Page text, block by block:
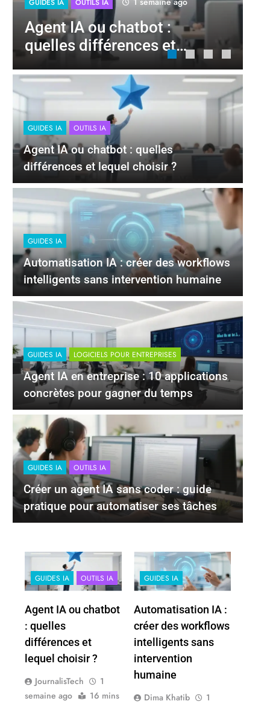
GUIDES IA OUTILS IA
Agent IA ou chatbot :
quelles différences et
lequel choisir ?
GUIDES IA OUTILS IA
Agent IA ou chatbot : quelles
différences et lequel choisir ?
GUIDES IA
Automatisation IA : créer des workflows
intelligents sans intervention humaine
GUIDES IA LOGICIELS POUR ENTREPRISES
Agent IA en entreprise : 10 applications
concrètes pour gagner du temps
GUIDES IA OUTILS IA
Créer un agent IA sans coder : guide
pratique pour automatiser ses tâches
GUIDES IA OUTILS IA
Agent IA ou chatbot
: quelles
différences et
lequel choisir ?
JournalisTech
1
semaine ago
16 mins
GUIDES IA
Automatisation IA :
créer des workflows
intelligents sans
intervention
humaine
Dima Khatib
1